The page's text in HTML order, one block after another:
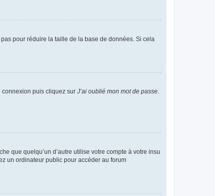
pour réduire la taille de la base de données. Si cela
connexion puis cliquez sur J’ai oublié mon mot de passe
que quelqu’un d’autre utilise votre compte à votre insu
un ordinateur public pour accéder au forum